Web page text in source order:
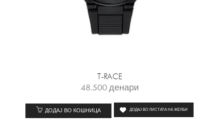
T-RACE
48.500денари
ДОДАЈ ВО КОШНИЦА ДОДАЈ ВО ЛИСТАТА НА ЖЕЛБИ